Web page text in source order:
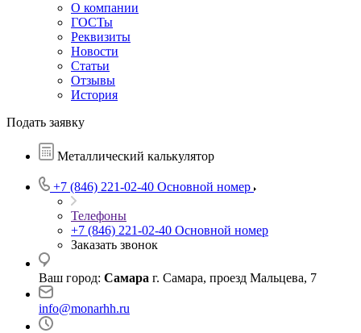
О компании
ГОСТы
Реквизиты
Новости
Статьи
Отзывы
История
Подать заявку
Металлический калькулятор
+7 (846) 221-02-40 Основной номер
Телефоны
+7 (846) 221-02-40 Основной номер
Заказать звонок
Ваш город: Самара г. Самара, проезд Мальцева, 7
info@monarhh.ru